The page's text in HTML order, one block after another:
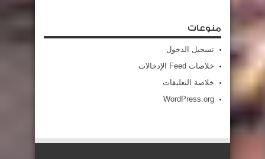
منوعات
تسجيل الدخول
خلاصات Feed الإدخالات
خلاصة التعليقات
WordPress.org